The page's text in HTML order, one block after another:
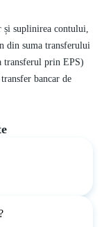
și suplinirea contului,
din suma transferului
transferul prin EPS)
bancar de